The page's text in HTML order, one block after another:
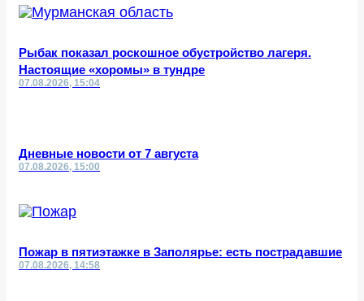
Рыбак показал роскошное обустройство лагеря.
Настоящие «хоромы» в тундре
07.08.2026, 15:04
Дневные новости от 7 августа
07.08.2026, 15:00
Пожар в пятиэтажке в Заполярье: есть пострадавшие
07.08.2026, 14:58